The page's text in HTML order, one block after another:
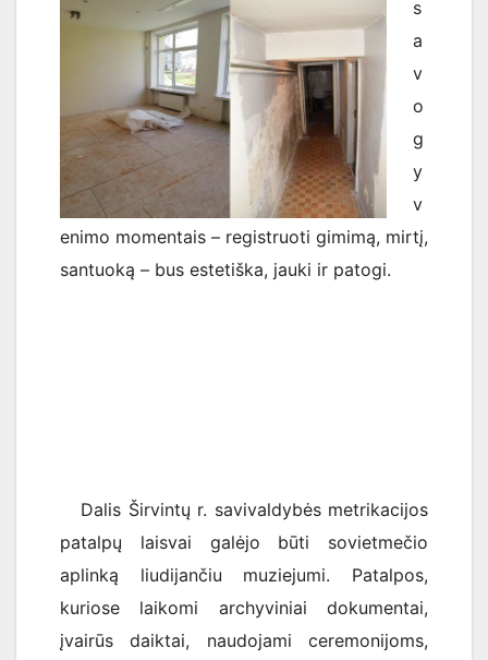
s
a
v
o
g
y
v
enimo momentais – registruoti gimimą, mirtį,
santuoką – bus estetiška, jauki ir patogi.
Dalis Širvintų r. savivaldybės metrikacijos
patalpų laisvai galėjo būti sovietmečio
aplinką liudijančiu muziejumi. Patalpos,
kuriose laikomi archyviniai dokumentai,
įvairūs daiktai, naudojami ceremonijoms,